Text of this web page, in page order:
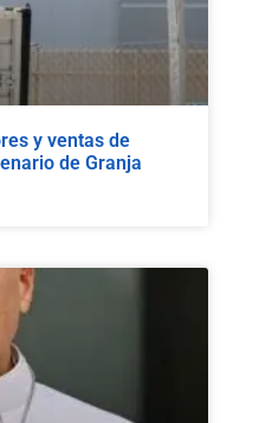
y ventas de
de Granja